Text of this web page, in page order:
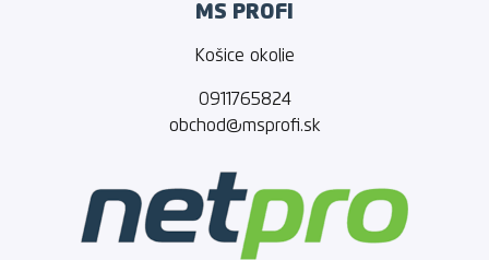
MS PROFI
Košice okolie
0911765824
obchod@msprofi.sk